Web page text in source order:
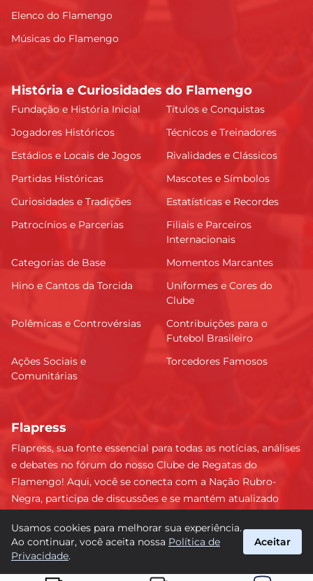
Elenco do Flamengo
Músicas do Flamengo
História e Curiosidades do Flamengo
Fundação e História Inicial
Títulos e Conquistas
Jogadores Históricos
Técnicos e Treinadores
Estádios e Locais de Jogos
Rivalidades e Clássicos
Partidas Históricas
Mascotes e Símbolos
Curiosidades e Tradições
Estatísticas e Recordes
Patrocínios e Parcerias
Filiais e Parceiros
Internacionais
Categorias de Base
Momentos Marcantes
Hino e Cantos da Torcida
Uniformes e Cores do
Clube
Polêmicas e Controvérsias
Contribuições para o
Futebol Brasileiro
Ações Sociais e
Comunitárias
Torcedores Famosos
Flapress
Flapress, sua fonte essencial para todas as notícias, análises
e debates no fórum do nosso Clube de Regatas do
Flamengo! Aqui, você se conecta com a Nação Rubro-
Negra, participa de discussões e se mantém atualizado
lance e esteja sempre à frente, junto da torcida mais
apaixonada do Brasil! #Flamengo #Flapress
Usamos cookies para melhorar sua experiência.
Ao continuar, você aceita nossa Política de
Privacidade.
Aceitar